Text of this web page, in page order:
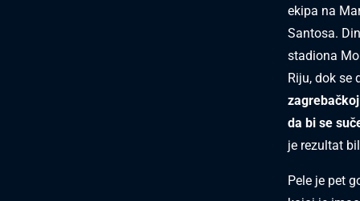
ekipa na
Santosa.
stadiona
Riju, dok se
da bi se
je rezultat
Pele je pet